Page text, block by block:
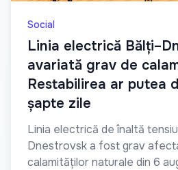
Social
Linia electrică
avariată grav de
Restabilirea ar putea
șapte zile
Linia electrică de înaltă
Dnestrovsk a fost grav
calamităților naturale din 6